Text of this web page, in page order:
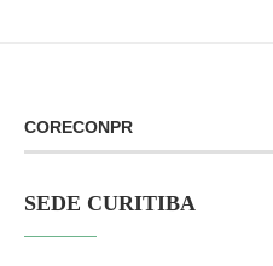
CORECONPR
SEDE CURITIBA